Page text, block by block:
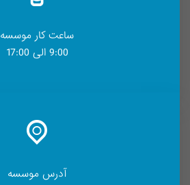
ساعت کار موسسه
9:00 الی 17:00
آدرس موسسه